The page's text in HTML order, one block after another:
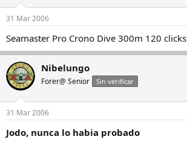
31 Mar 2006
Seamaster Pro Crono Dive 300m 120 clicks
Nibelungo
Forer@ Senior Sin verificar
31 Mar 2006
Jodo, nunca lo habia probado